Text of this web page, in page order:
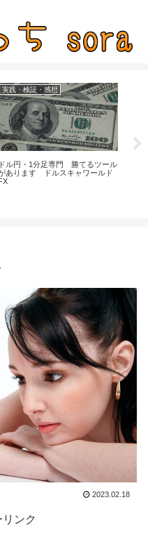
実践・検証・感想
ドル円・1分足専門 勝てるツール
あります ドルスキャワールド
2023.02.18
ンク